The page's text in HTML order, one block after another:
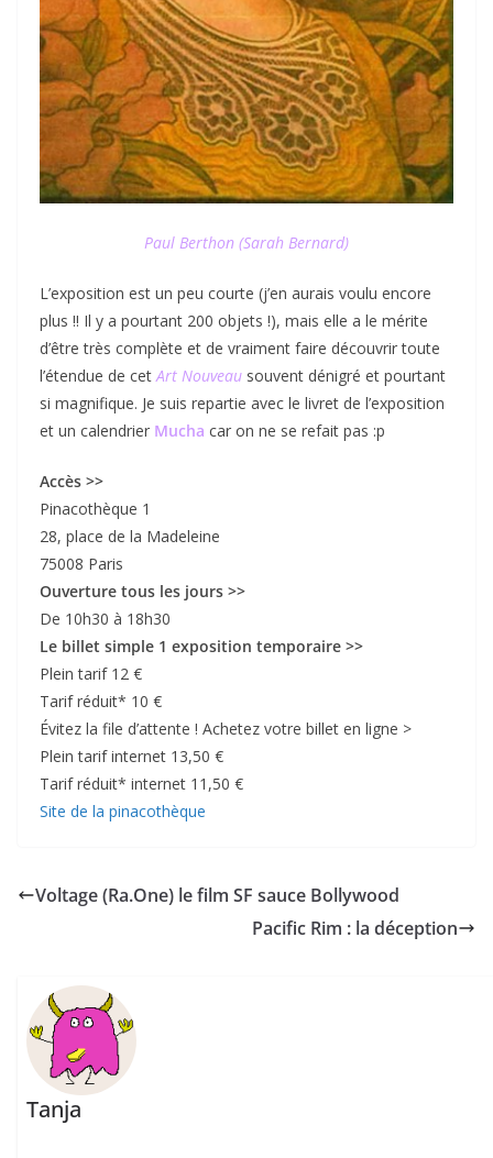
Paul Berthon (Sarah Bernard)
L’exposition est un peu courte (j’en aurais voulu encore
plus !! Il y a pourtant 200 objets !), mais elle a le mérite
d’être très complète et de vraiment faire découvrir toute
l’étendue de cet Art Nouveau souvent dénigré et pourtant
si magnifique. Je suis repartie avec le livret de l’exposition
et un calendrier Mucha car on ne se refait pas :p
Accès >>
Pinacothèque 1
28, place de la Madeleine
75008 Paris
Ouverture tous les jours >>
De 10h30 à 18h30
Le billet simple 1 exposition temporaire >>
Plein tarif 12 €
Tarif réduit* 10 €
Évitez la file d’attente ! Achetez votre billet en ligne >
Plein tarif internet 13,50 €
Tarif réduit* internet 11,50 €
Site de la pinacothèque
Voltage (Ra.One) le film SF sauce Bollywood
Pacific Rim : la déception
Tanja